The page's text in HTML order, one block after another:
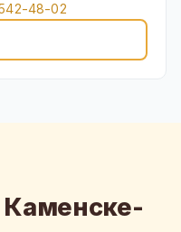
48-02
Каменске-